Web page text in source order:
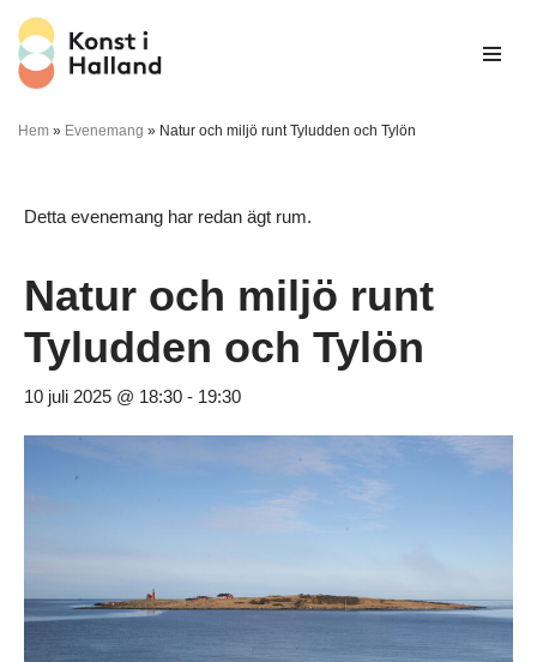
Hoppa
till
innehåll
Hem » Evenemang » Natur och miljö runt Tyludden och Tylön
Detta evenemang har redan ägt rum.
Natur och miljö runt
Tyludden och Tylön
10 juli 2025 @ 18:30 - 19:30